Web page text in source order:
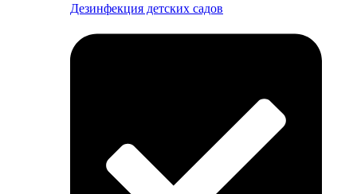
Дезинфекция детских садов